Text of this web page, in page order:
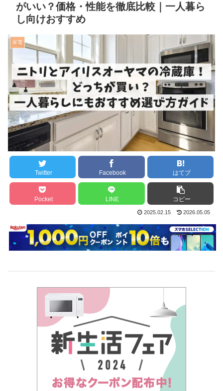
がいい？価格・性能を徹底比較｜一人暮ら
し向けおすすめ
家電
Twitter Facebook はてブ
Pocket LINE コピー
2025.02.15 2026.05.05